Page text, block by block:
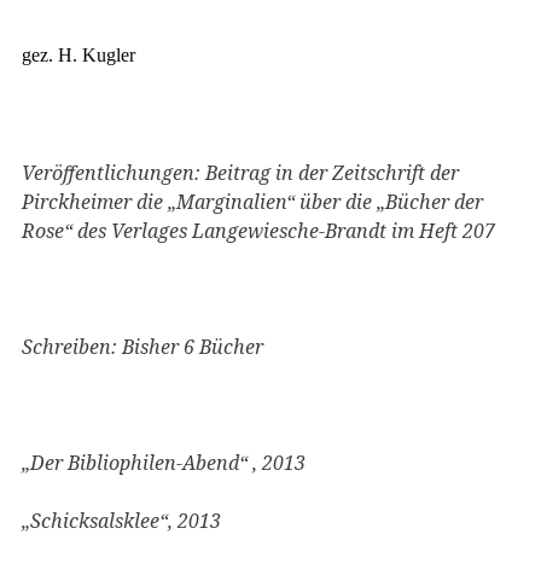
gez. H. Kugler
Veröffentlichungen: Beitrag in der Zeitschrift der
Pirckheimer die „Marginalien“ über die „Bücher der
Rose“ des Verlages Langewiesche-Brandt im Heft 207
Schreiben: Bisher 6 Bücher
„Der Bibliophilen-Abend“ , 2013
„Schicksalsklee“, 2013